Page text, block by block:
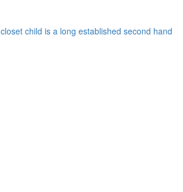
closet child is a long established second hand